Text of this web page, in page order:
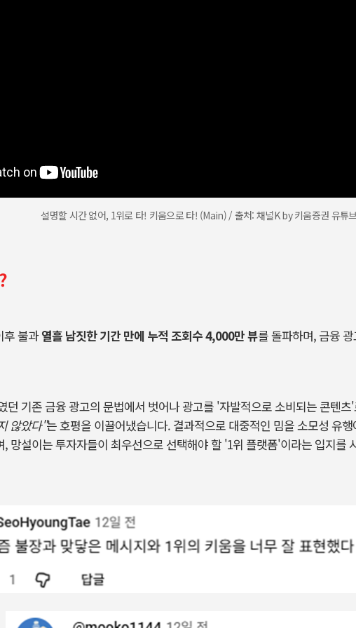
설명할 시간 없어, 1위로 타! 키움으로 타! (Main) / 출처: 채널K by 키움증권 유튜
후 불과열흘 남짓한 기간 만에 누적 조회수4,000만 뷰를 돌파하며, 금융
던 기존 금융 광고의 문법에서 벗어나 광고를 '자발적으로 소비되는 콘텐츠'
않았다"는 호평을 이끌어냈습니다. 결과적으로 대중적인 밈을 소모성 유
, 망설이는 투자자들이 최우선으로 선택해야 할 '1위 플랫폼'이라는 입지를